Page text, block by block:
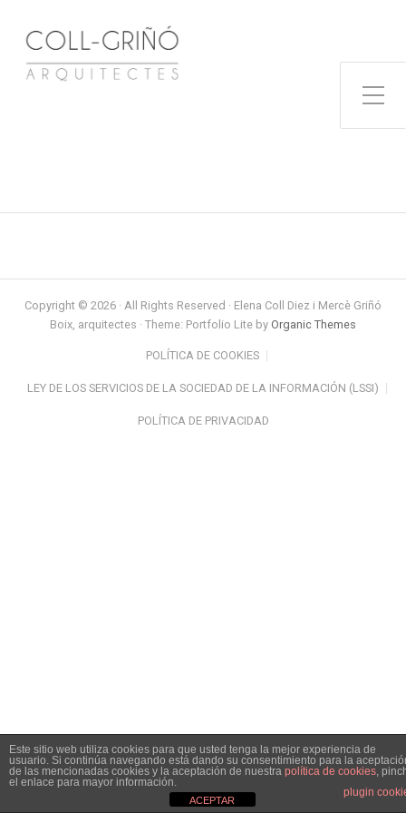
Toggle Side Menu
Copyright © 2026 · All Rights Reserved · Elena Coll Diez i Mercè Griñó
Boix, arquitectes · Theme: Portfolio Lite by Organic Themes
POLÍTICA DE COOKIES
LEY DE LOS SERVICIOS DE LA SOCIEDAD DE LA INFORMACIÓN (LSSI)
POLÍTICA DE PRIVACIDAD
Este sitio web utiliza cookies para que usted tenga la mejor experiencia de
usuario. Si continúa navegando está dando su consentimiento para la
de las mencionadas cookies y la aceptación de nuestra política de cookies,
el enlace para mayor información.
plugin
ACEPTAR